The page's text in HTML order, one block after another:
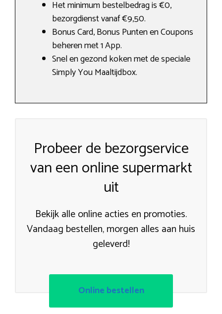
Het minimum bestelbedrag is €0,
bezorgdienst vanaf €9,50.
Bonus Card, Bonus Punten en Coupons
beheren met 1 App.
Snel en gezond koken met de speciale
Simply You Maaltijdbox.
Probeer de bezorgservice
van een online supermarkt
uit
Bekijk alle online acties en promoties.
Vandaag bestellen, morgen alles aan huis
geleverd!
Online bestellen